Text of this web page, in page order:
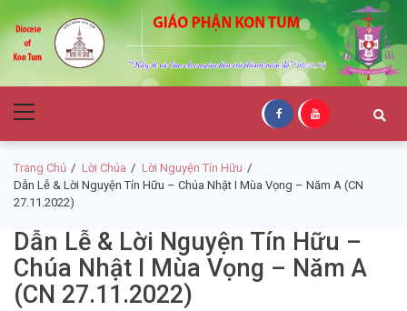
to
navigation
to
content
Giáo Phận Kon
Tum
Menu
Trang Chủ Lời Chúa
Lời Nguyện Tín Hữu
Dẫn Lễ & Lời Nguyện Tín Hữu – Chúa Nhật I Mùa Vọng – Năm A (CN
27.11.2022)
Dẫn Lễ & Lời Nguyện Tín Hữu –
Chúa Nhật I Mùa Vọng – Năm A
(CN 27.11.2022)